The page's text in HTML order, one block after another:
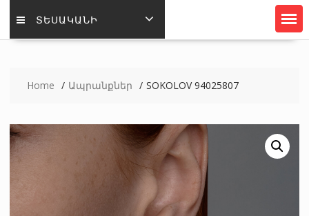
ՏԵՍԱԿԱՆԻ
Home Ապրանքներ SOKOLOV 94025807